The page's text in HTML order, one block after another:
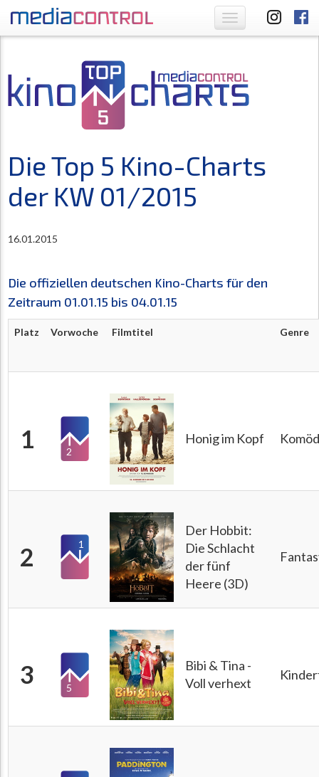
Toggle
navigation
Die Top 5 Kino-Charts
der KW 01/2015
16.01.2015
Die offiziellen deutschen Kino-Charts für den
Zeitraum 01.01.15 bis 04.01.15
Platz Vorwoche Filmtitel Genre
1 2
Honig im Kopf
2 1
Der Hobbit:
Die Schlacht
der fünf
Heere (3D)
3 5
Bibi & Tina -
Voll verhext